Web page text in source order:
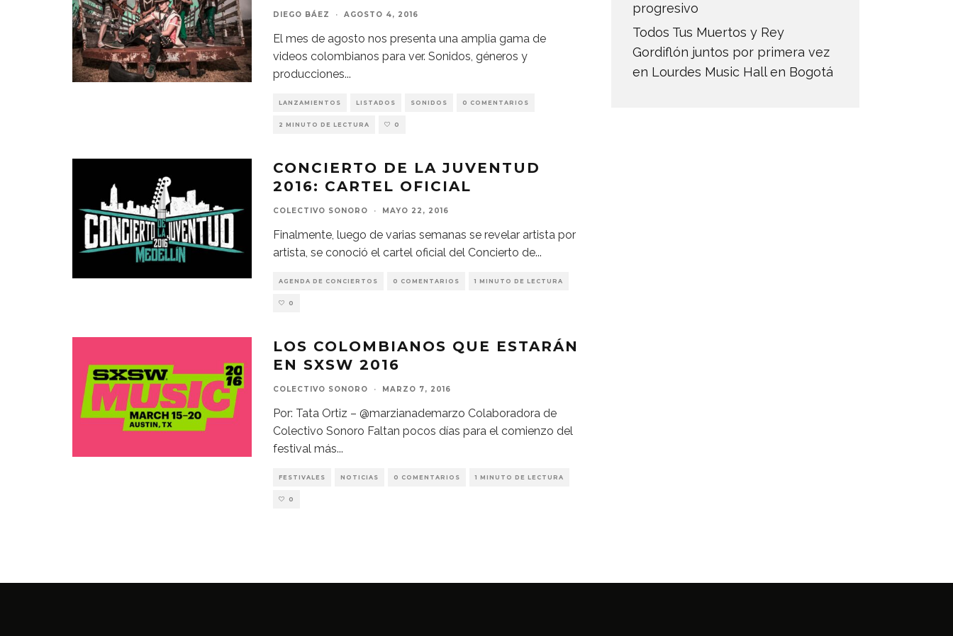
DIEGO BÁEZ · AGOSTO 4, 2016
El mes de agosto nos presenta una amplia gama de
videos colombianos para ver. Sonidos, géneros y
producciones...
LANZAMIENTOS LISTADOS SONIDOS 0 COMENTARIOS
2 MINUTO DE LECTURA 0
CONCIERTO DE LA JUVENTUD
2016: CARTEL OFICIAL
COLECTIVO SONORO · MAYO 22, 2016
Finalmente, luego de varias semanas se revelar artista por
artista, se conoció el cartel oficial del Concierto de...
AGENDA DE CONCIERTOS 0 COMENTARIOS 1 MINUTO DE LECTURA
0
LOS COLOMBIANOS QUE ESTARÁN
EN SXSW 2016
COLECTIVO SONORO · MARZO 7, 2016
Por: Tata Ortiz – @marzianademarzo Colaboradora de
Colectivo Sonoro Faltan pocos días para el comienzo del
festival más...
FESTIVALES NOTICIAS 0 COMENTARIOS 1 MINUTO DE LECTURA
0
progresivo
Todos Tus Muertos y Rey
Gordiflón juntos por primera vez
en Lourdes Music Hall en Bogotá